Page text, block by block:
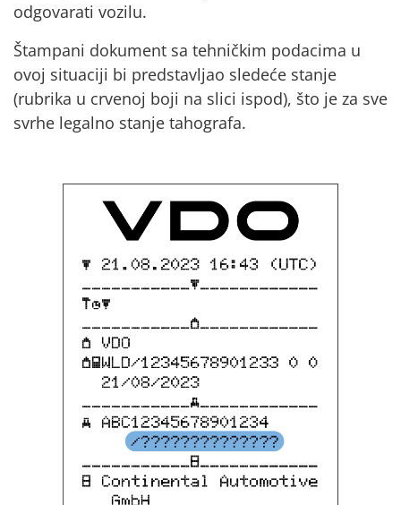
odgovarati vozilu.
Štampani dokument sa tehničkim podacima u
ovoj situaciji bi predstavljao sledeće stanje
(rubrika u crvenoj boji na slici ispod), što je za sve
svrhe legalno stanje tahografa.